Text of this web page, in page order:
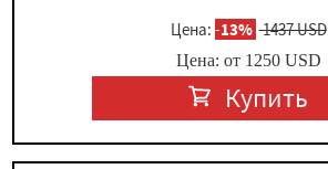
Цена: -13% 1437 USD
Цена: от 1250USD
Купить